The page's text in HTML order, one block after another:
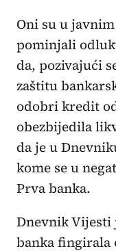
Oni su u
pominjali
da, pozivajući
zaštitu
odobri kredit
obezbijedila
da je u
kome se u
Prva banka.
Dnevnik Vijesti
banka fingirala